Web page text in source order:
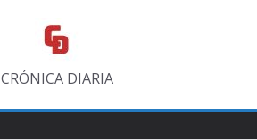
CRÓNICA DIARIA